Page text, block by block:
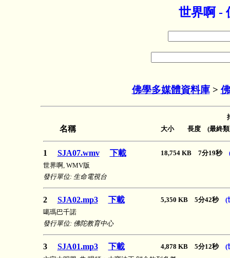
世界啊 -
佛學多媒體資料庫>
名稱 大小 長度 (最終類
1 SJA07.wmv 下載 18,754 KB 7分19秒
世界啊, WMV版
發行單位: 生命電視台
2 SJA02.mp3 下載 5,350 KB 5分42秒 (
噶瑪巴千諾
發行單位: 佛陀教育中心
3 SJA01.mp3 下載 4,878 KB 5分12秒 (